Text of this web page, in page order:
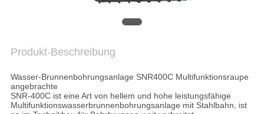
DATENSCHUTZERKLÄRUNG
Produkt-Beschreibung
Wasser-Brunnenbohrungsanlage SNR400C Multifunktionsraupe
angebrachte
SNR-400C ist eine Art von hellem und hohe leistungsfähige
Multifunktionswasserbrunnenbohrungsanlage mit Stahlbahn, ist